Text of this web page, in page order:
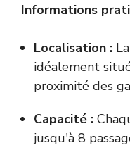
Informations
Localisation :
idéalement
proximité des
Capacité :
jusqu'à 8